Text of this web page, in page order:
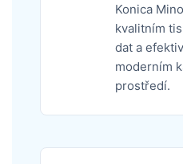
Konica
kvalitním
dat a
moderním
prostředí.